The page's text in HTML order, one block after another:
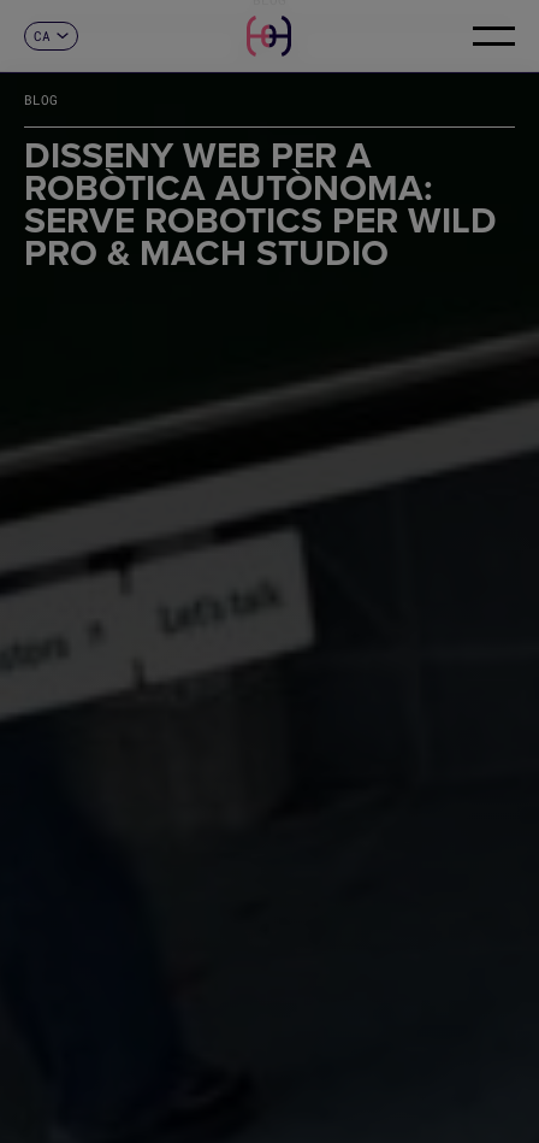
CA
FR
DE
IT
PT
CONTACTE
BLOG
DISSENY WEB PER A
ROBÒTICA AUTÒNOMA:
SERVE ROBOTICS PER WILD
PRO & MACH STUDIO